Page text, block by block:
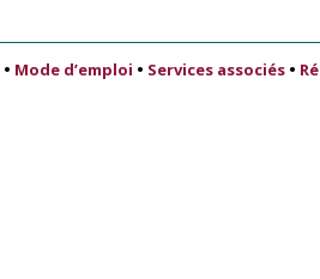
• Mode d’emploi • Services associés •